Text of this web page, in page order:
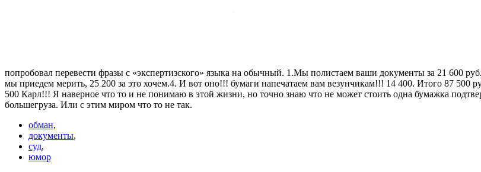
попробовал перевести фразы с «экспертизского» языка на обычный. 1.Мы полистаем ваши документы за 21 600
мы приедем мерить, 25 200 за это хочем.4. И вот оно!!! бумаги напечатаем вам везунчикам!!! 14 400. Итого 87 500
500 Карл!!! Я наверное что то и не понимаю в этой жизни, но точно знаю что не может стоить одна бумажка
большегруза. Или с этим миром что то не так.
обман,
документы,
суд,
юмор